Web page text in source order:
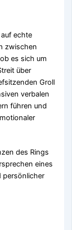
echte
zwischen
es sich um
über
Groll
verbalen
führen und
des Rings
eines
persönlicher